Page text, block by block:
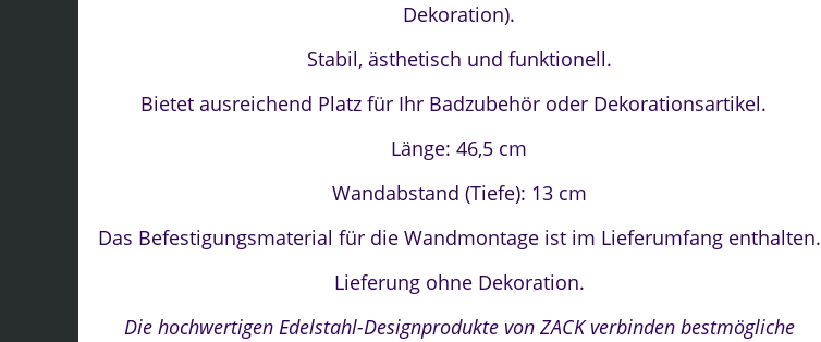
Dekoration).
Stabil, ästhetisch und funktionell.
Bietet ausreichend Platz für Ihr Badzubehör oder Dekorationsartikel.
Länge: 46,5 cm
Wandabstand (Tiefe): 13 cm
Das Befestigungsmaterial für die Wandmontage ist im Lieferumfang enthalten.
Lieferung ohne Dekoration.
Die hochwertigen Edelstahl-Designprodukte von ZACK verbinden bestmögliche